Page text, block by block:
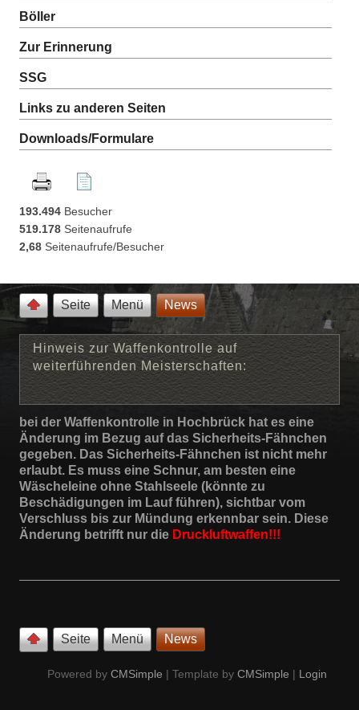
Böller
Zur Erinnerung
SSG
Links zu anderen Seiten
Downloads/Formulare
193.494 Besucher
519.178 Seitenaufrufe
2,68 Seitenaufrufe/Besucher
Seite Menü News
Hinweis zur Waffenkontrolle auf
weiterführenden Meisterschaften:
bei der Waffenkontrolle in Hochbrück hat es eine
Änderung im Bezug auf das Sicherheits-Fähnchen
gegeben. Das Sicherheits-Fähnchen ist nicht mehr
erlaubt. Es muss eine Schnur, am besten eine
Wäscheleine ohne Stahlseele (könnte zu
Beschädigungen im Lauf führen), sichtbar vom
Verschluss bis zur Mündung erkennbar sein. Diese
Änderung betrifft nur die Druckluftwaffen!!!
Seite Menü News
Powered by CMSimple | Template by CMSimple | Login